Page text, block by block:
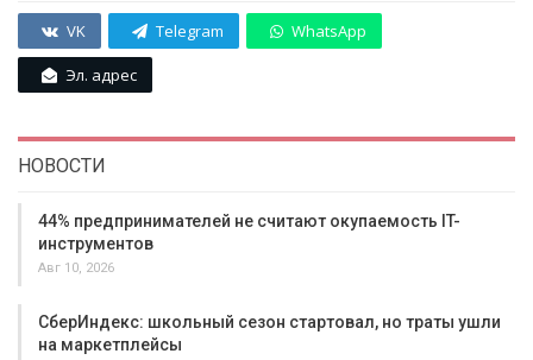
VK Telegram WhatsApp
Эл. адрес
НОВОСТИ
44% предпринимателей не считают окупаемость IT-
инструментов
Авг 10, 2026
СберИндекс: школьный сезон стартовал, но траты ушли
на маркетплейсы